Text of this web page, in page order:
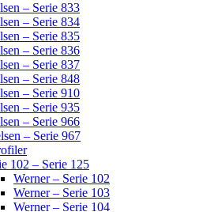
– Serie 833
– Serie 834
– Serie 835
– Serie 836
– Serie 837
– Serie 848
– Serie 910
– Serie 935
– Serie 966
– Serie 967
102 – Serie 125
Werner – Serie 102
Werner – Serie 103
Werner – Serie 104